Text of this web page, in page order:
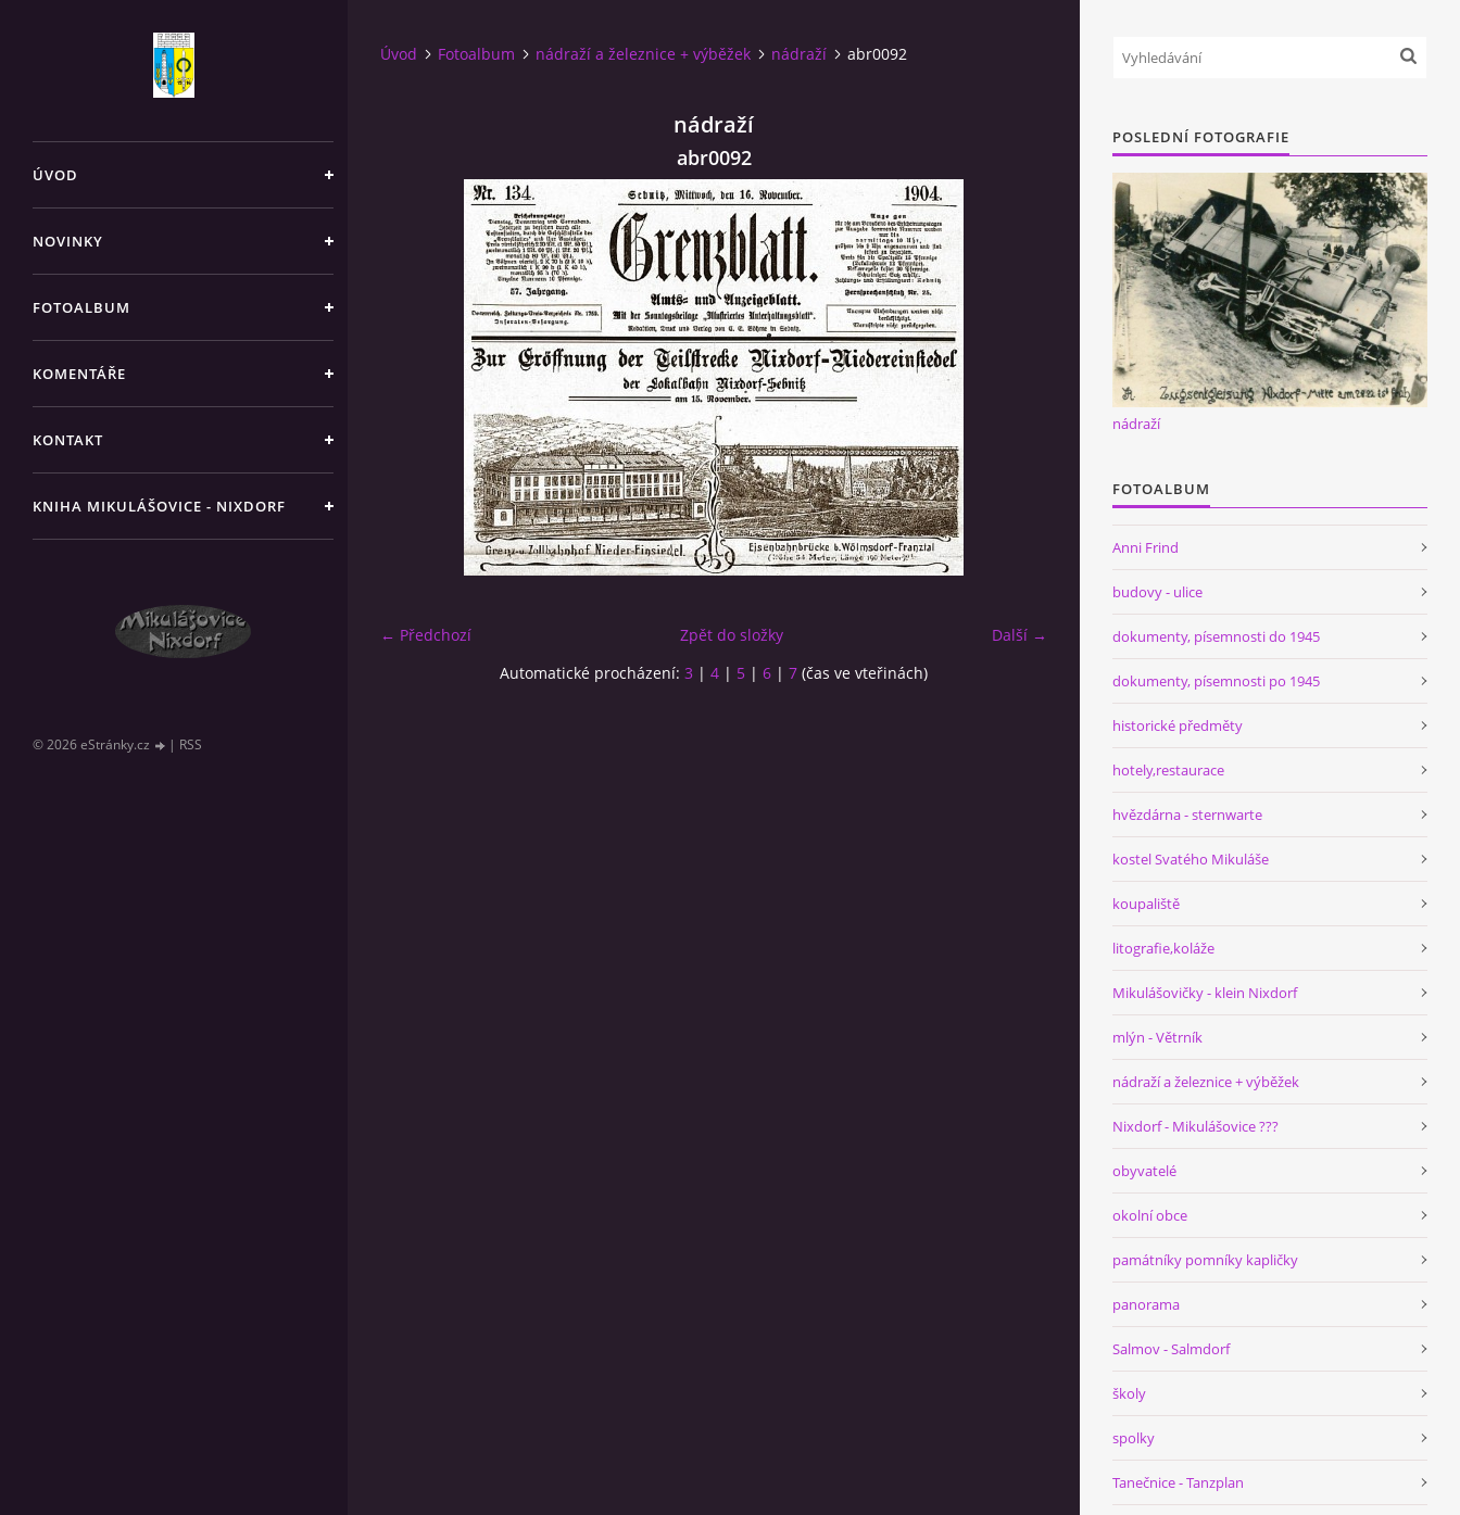
ÚVOD
NOVINKY
FOTOALBUM
KOMENTÁŘE
KONTAKT
KNIHA MIKULÁŠOVICE - NIXDORF
© 2026 eStránky.cz | RSS
Úvod Fotoalbum nádraží a železnice + výběžek nádraží abr0092
nádraží
abr0092
← Předchozí Další →
Zpět do složky
Automatické procházení: 3 | 4 | 5 | 6 | 7 (čas ve vteřinách)
POSLEDNÍ FOTOGRAFIE
nádraží
FOTOALBUM
Anni Frind
budovy - ulice
dokumenty, písemnosti do 1945
dokumenty, písemnosti po 1945
historické předměty
hotely,restaurace
hvězdárna - sternwarte
kostel Svatého Mikuláše
koupaliště
litografie,koláže
Mikulášovičky - klein Nixdorf
mlýn - Větrník
nádraží a železnice + výběžek
Nixdorf - Mikulášovice ???
obyvatelé
okolní obce
památníky pomníky kapličky
panorama
Salmov - Salmdorf
školy
spolky
Tanečnice - Tanzplan